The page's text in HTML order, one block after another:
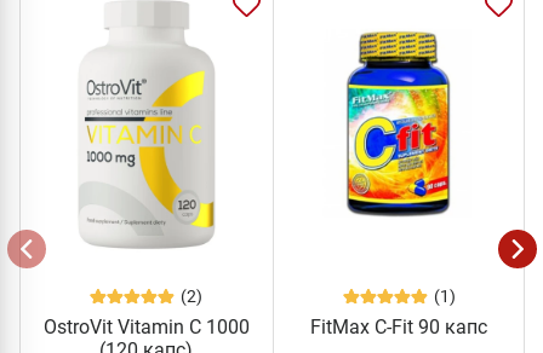
(2)
OstroVit Vitamin C 1000
(1)
FitMax C-Fit 90 капс